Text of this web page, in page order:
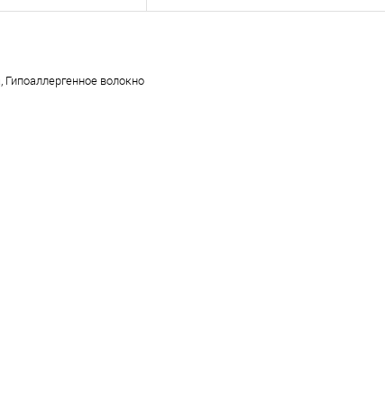
волокно